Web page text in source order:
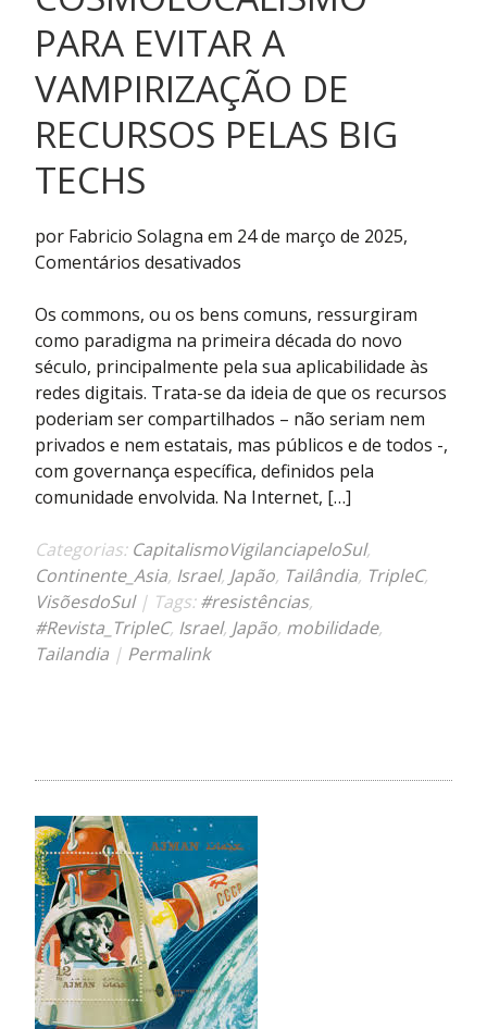
PARA EVITAR A
VAMPIRIZAÇÃO DE
RECURSOS PELAS BIG
TECHS
por Fabricio Solagna em 24 de março de 2025,
Comentários desativados
para
evitar
a
vampirização
de
recursos
pelas
big
Os commons, ou os bens comuns, ressurgiram
como paradigma na primeira década do novo
século, principalmente pela sua aplicabilidade às
redes digitais. Trata-se da ideia de que os recursos
poderiam ser compartilhados – não seriam nem
privados e nem estatais, mas públicos e de todos -,
com governança específica, definidos pela
comunidade envolvida. Na Internet, […]
Categorias: CapitalismoVigilanciapeloSul,
Continente_Asia, Israel, Japão, Tailândia, TripleC,
VisõesdoSul | Tags:#resistências,
#Revista_TripleC, Israel, Japão, mobilidade,
Tailandia | Permalink